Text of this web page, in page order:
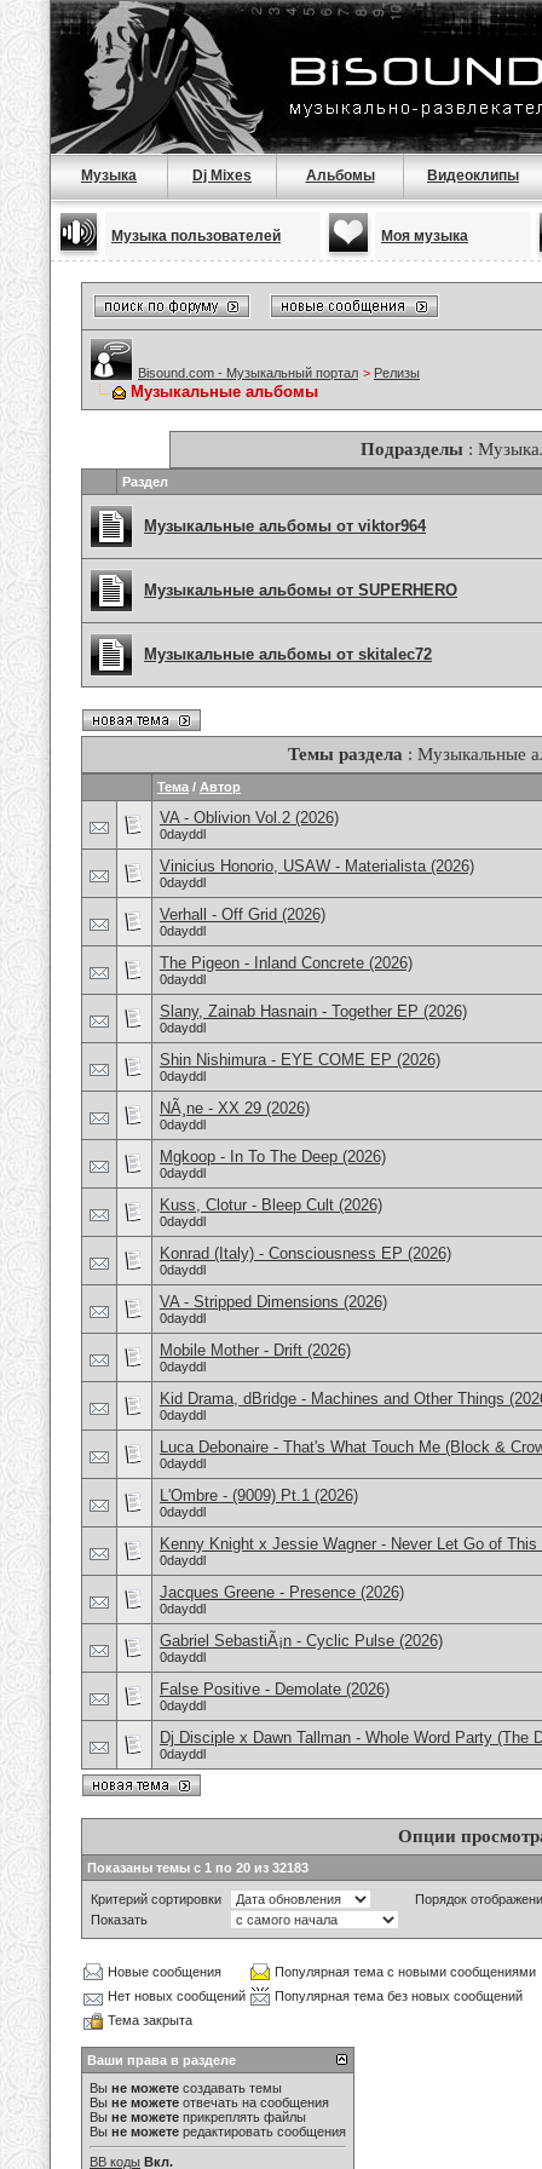
Музыка Dj Mixes Альбомы Видеоклипы
Музыка пользователей Моя музыка
Bisound.com - Музыкальный портал > Релизы
Музыкальные альбомы
Подразделы:
Раздел
Музыкальные альбомы от viktor964
Музыкальные альбомы от SUPERHERO
Музыкальные альбомы от skitalec72
Темы раздела : Музыкальные
Тема / Автор
VA - Oblivion Vol.2 (2026)
0dayddl
Vinicius Honorio, USAW - Materialista (2026)
0dayddl
Verhall - Off Grid (2026)
0dayddl
The Pigeon - Inland Concrete (2026)
0dayddl
Slany, Zainab Hasnain - Together EP (2026)
0dayddl
Shin Nishimura - EYE COME EP (2026)
0dayddl
NÃ¸ne - XX 29 (2026)
0dayddl
Mgkoop - In To The Deep (2026)
0dayddl
Kuss, Clotur - Bleep Cult (2026)
0dayddl
Konrad (Italy) - Consciousness EP (2026)
0dayddl
VA - Stripped Dimensions (2026)
0dayddl
Mobile Mother - Drift (2026)
0dayddl
Kid Drama, dBridge - Machines and Other Things
0dayddl
Luca Debonaire - That's What Touch Me (Block &
0dayddl
L'Ombre - (9009) Pt.1 (2026)
0dayddl
Kenny Knight x Jessie Wagner - Never Let Go of This
0dayddl
Jacques Greene - Presence (2026)
0dayddl
Gabriel SebastiÃ¡n - Cyclic Pulse (2026)
0dayddl
False Positive - Demolate (2026)
0dayddl
Dj Disciple x Dawn Tallman - Whole Word Party (The
0dayddl
Опции
Показаны темы с 1 по 20 из 32183
Критерий сортировки
Порядок
Показать
Новые сообщения
Популярная тема с новыми сообщениями
Нет новых сообщений
Популярная тема без новых сообщений
Тема закрыта
Ваши права в разделе
Вы не можете создавать темы
Вы не можете отвечать на сообщения
Вы не можете прикреплять файлы
Вы не можете редактировать сообщения
BB коды Вкл.